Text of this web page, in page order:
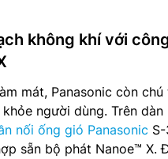
không khí với
mát, Panasonic còn
người dùng. Trên dàn
nối ống gió Panasonic
sẵn bộ phát Nanoe™ X.